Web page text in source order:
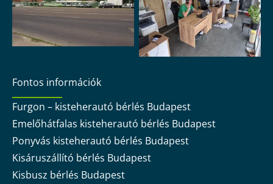
Fontos információk
Furgon – kisteherautó bérlés Budapest
Emelőhátfalas kisteherautó bérlés Budapest
Ponyvás kisteherautó bérlés Budapest
Kisáruszállító bérlés Budapest
Kisbusz bérlés Budapest